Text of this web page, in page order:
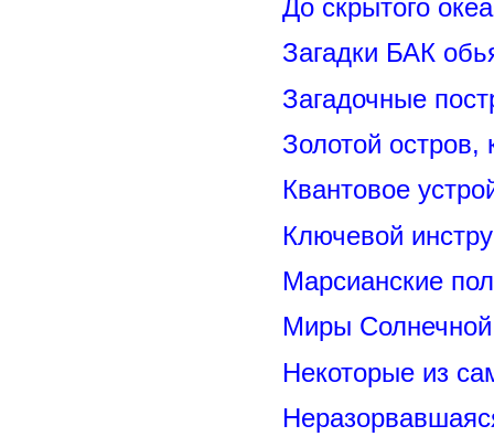
До скрытого
Загадки БАК
Загадочные
Золотой остров,
Квантовое
Ключевой
Марсианские
Миры
Некоторые из